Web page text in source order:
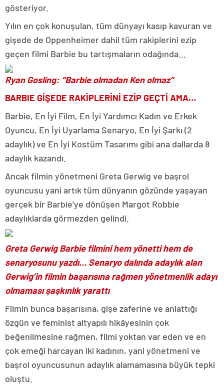
gösteriyor.
Yılın en çok konuşulan, tüm dünyayı kasıp kavuran ve
gişede de Oppenheimer dahil tüm rakiplerini ezip
geçen filmi Barbie bu tartışmaların odağında…
Ryan Gosling: “Barbie olmadan Ken olmaz”
BARBIE GİŞEDE RAKİPLERİNİ EZİP GEÇTİ AMA…
Barbie, En İyi Film, En İyi Yardımcı Kadın ve Erkek
Oyuncu, En İyi Uyarlama Senaryo, En İyi Şarkı (2
adaylık) ve En İyi Kostüm Tasarımı gibi ana dallarda 8
adaylık kazandı.
Ancak filmin yönetmeni Greta Gerwig ve başrol
oyuncusu yani artık tüm dünyanın gözünde yaşayan
gerçek bir Barbie’ye dönüşen Margot Robbie
adaylıklarda görmezden gelindi.
Greta Gerwig Barbie filmini hem yönetti hem de
senaryosunu yazdı… Senaryo dalında adaylık alan
Gerwig’in filmin başarısına rağmen yönetmenlik adayı
olmaması şaşkınlık yarattı
Filmin bunca başarısına, gişe zaferine ve anlattığı
özgün ve feminist altyapılı hikâyesinin çok
beğenilmesine rağmen, filmi yoktan var eden ve en
çok emeği harcayan iki kadının, yani yönetmeni ve
başrol oyuncusunun adaylık alamamasına büyük tepki
oluştu.